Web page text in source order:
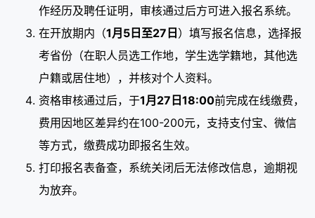
作经历及聘任证明，审核通过后方可进入报名系统。
在开放期内（1月5日至27日）填写报名信息，选择报
考省份（在职人员选工作地，学生选学籍地，其他选
户籍或居住地），并核对个人资料。
资格审核通过后，于1月27日18:00前完成在线缴费，
费用因地区差异约在100-200元，支持支付宝、微信
等方式，缴费成功即报名生效。
打印报名表备查，系统关闭后无法修改信息，逾期视
为放弃。